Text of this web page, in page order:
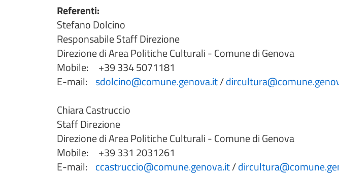
Referenti:
Stefano Dolcino
Responsabile Staff Direzione
Direzione di Area Politiche Culturali - Comune di Genova
Mobile: +39 334 5071181
E-mail: sdolcino@comune.genova.it/
Chiara Castruccio
Staff Direzione
Direzione di Area Politiche Culturali - Comune di Genova
Mobile: +39 331 2031261
E-mail: ccastruccio@comune.genova.it/